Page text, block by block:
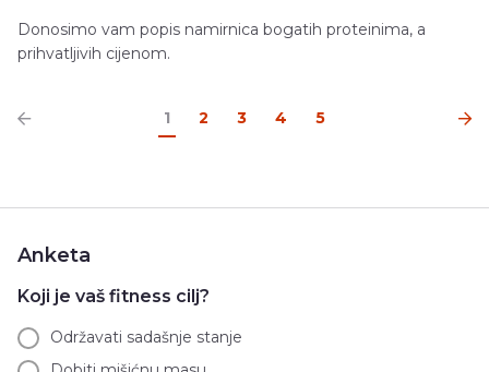
Donosimo vam popis namirnica bogatih proteinima, a
prihvatljivih cijenom.
1 2 3 4 5
Anketa
Koji je vaš fitness cilj?
Održavati sadašnje stanje